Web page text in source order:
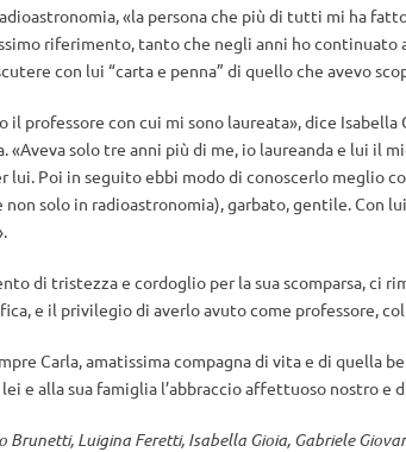
«la persona che più di tutti mi ha
riferimento, tanto che negli anni ho continuato
con lui “carta e penna” di quello che avevo
il professore con cui mi sono laureata», dice Isabella
«Aveva solo tre anni più di me, io laureanda e lui il
lui. Poi in seguito ebbi modo di conoscerlo meglio
solo in radioastronomia), garbato, gentile. Con
di tristezza e cordoglio per la sua scomparsa, ci
e il privilegio di averlo avuto come professore,
Carla, amatissima compagna di vita e di quella
lei e alla sua famiglia l’abbraccio affettuoso nostro e
Brunetti, Luigina Feretti, Isabella Gioia, Gabriele